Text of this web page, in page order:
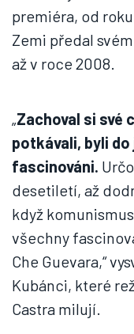
premiéra, od
Zemi předal
až v roce 2008.
„Zachoval si své
potkávali, byli
fascinováni.
desetiletí, až
když
všechny
Che Guevara,“
Kubánci, které
Castra milují.